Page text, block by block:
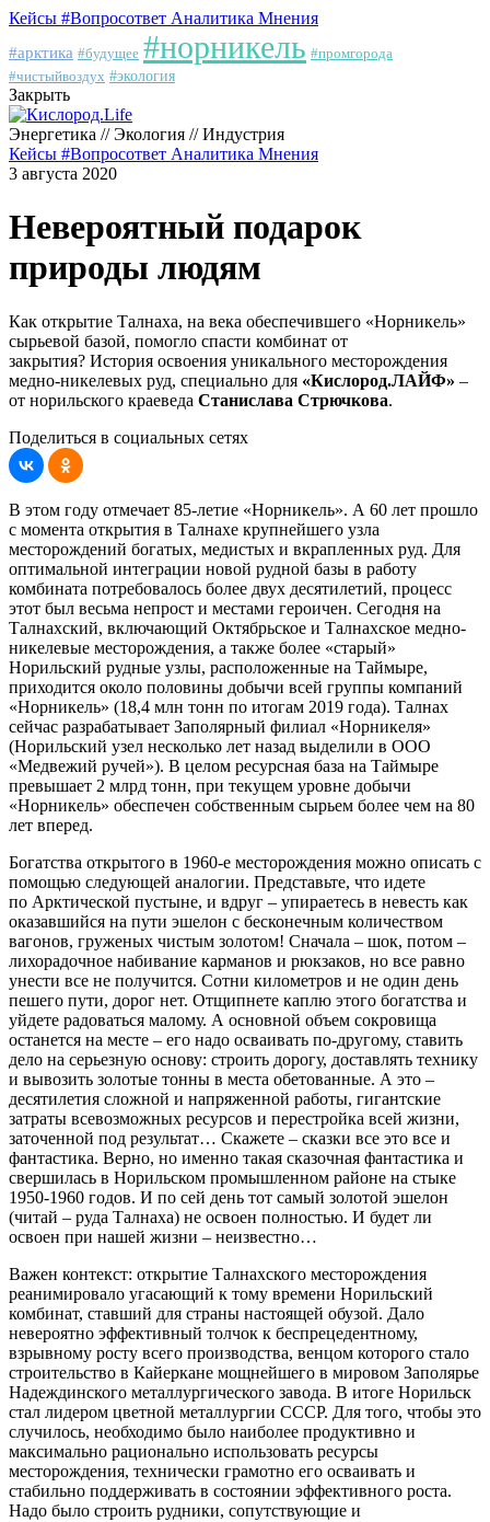
Кейсы #Вопросответ Аналитика Мнения
#арктика #будущее #норникель #промгорода
#чистыйвоздух #экология
Закрыть
Энергетика // Экология // Индустрия
Кейсы #Вопросответ Аналитика Мнения
3 августа 2020
Невероятный подарок
природы людям
Как открытие Талнаха, на века обеспечившего «Норникель»
сырьевой базой, помогло спасти комбинат от
закрытия? История освоения уникального месторождения
медно-никелевых руд, специально для «Кислород.ЛАЙФ» –
от норильского краеведа Станислава Стрючкова.
Поделиться в социальных сетях
В этом году отмечает 85-летие «Норникель». А 60 лет прошло
с момента открытия в Талнахе крупнейшего узла
месторождений богатых, медистых и вкрапленных руд. Для
оптимальной интеграции новой рудной базы в работу
комбината потребовалось более двух десятилетий, процесс
этот был весьма непрост и местами героичен. Сегодня на
Талнахский, включающий Октябрьское и Талнахское медно-
никелевые месторождения, а также более «старый»
Норильский рудные узлы, расположенные на Таймыре,
приходится около половины добычи всей группы компаний
«Норникель» (18,4 млн тонн по итогам 2019 года). Талнах
сейчас разрабатывает Заполярный филиал «Норникеля»
(Норильский узел несколько лет назад выделили в ООО
«Медвежий ручей»). В целом ресурсная база на Таймыре
превышает 2 млрд тонн, при текущем уровне добычи
«Норникель» обеспечен собственным сырьем более чем на 80
лет вперед.
Богатства открытого в 1960-е месторождения можно описать с
помощью следующей аналогии. Представьте, что идете
по Арктической пустыне, и вдруг – упираетесь в невесть как
оказавшийся на пути эшелон с бесконечным количеством
вагонов, груженых чистым золотом! Сначала – шок, потом –
лихорадочное набивание карманов и рюкзаков, но все равно
унести все не получится. Сотни километров и не один день
пешего пути, дорог нет. Отщипнете каплю этого богатства и
уйдете радоваться малому. А основной объем сокровища
останется на месте – его надо осваивать по-другому, ставить
дело на серьезную основу: строить дорогу, доставлять технику
и вывозить золотые тонны в места обетованные. А это –
десятилетия сложной и напряженной работы, гигантские
затраты всевозможных ресурсов и перестройка всей жизни,
заточенной под результат… Скажете – сказки все это все и
фантастика. Верно, но именно такая сказочная фантастика и
свершилась в Норильском промышленном районе на стыке
1950-1960 годов. И по сей день тот самый золотой эшелон
(читай – руда Талнаха) не освоен полностью. И будет ли
освоен при нашей жизни – неизвестно…
Важен контекст: открытие Талнахского месторождения
реанимировало угасающий к тому времени Норильский
комбинат, ставший для страны настоящей обузой. Дало
невероятно эффективный толчок к беспрецедентному,
взрывному росту всего производства, венцом которого стало
строительство в Кайеркане мощнейшего в мировом Заполярье
Надеждинского металлургического завода. В итоге Норильск
стал лидером цветной металлургии СССР. Для того, чтобы это
случилось, необходимо было наиболее продуктивно и
максимально рационально использовать ресурсы
месторождения, технически грамотно его осваивать и
стабильно поддерживать в состоянии эффективного роста.
Надо было строить рудники, сопутствующие и